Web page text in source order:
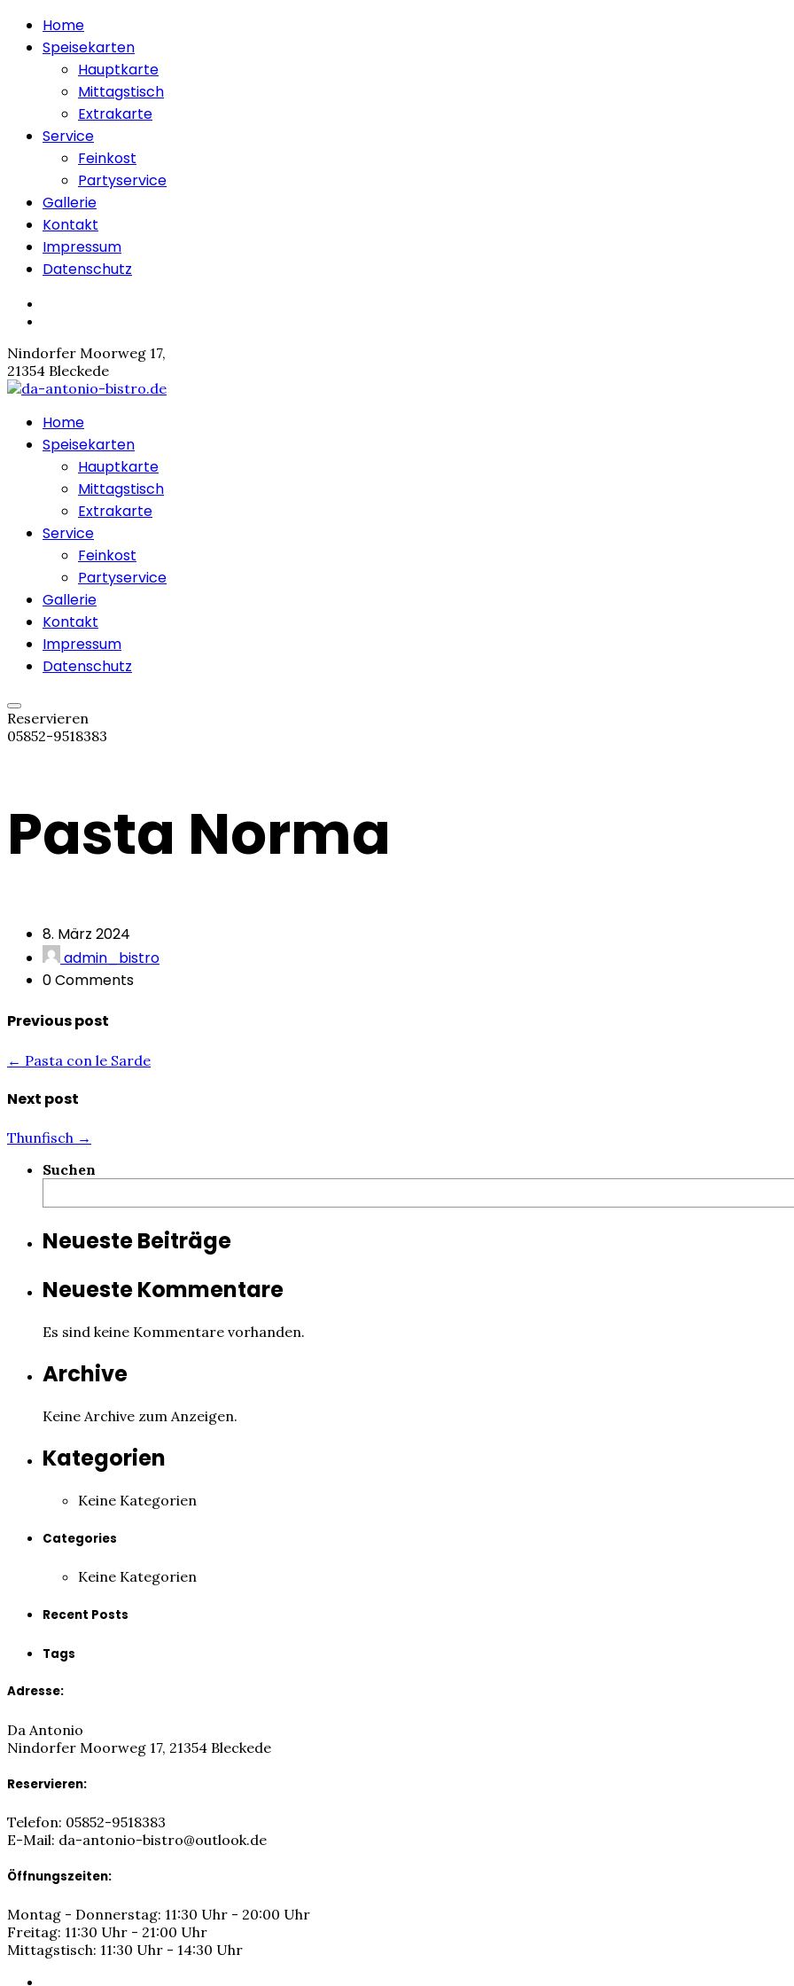
Home
Speisekarten
Hauptkarte
Mittagstisch
Extrakarte
Service
Feinkost
Partyservice
Gallerie
Kontakt
Impressum
Datenschutz
Nindorfer Moorweg 17,
21354 Bleckede
Home
Speisekarten
Hauptkarte
Mittagstisch
Extrakarte
Service
Feinkost
Partyservice
Gallerie
Kontakt
Impressum
Datenschutz
Reservieren
05852-9518383
Pasta Norma
8. März 2024
admin_bistro
0 Comments
Previous post
← Pasta con le Sarde
Next post
Thunfisch →
Suchen
Neueste Beiträge
Neueste Kommentare
Es sind keine Kommentare vorhanden.
Archive
Keine Archive zum Anzeigen.
Kategorien
Keine Kategorien
Categories
Keine Kategorien
Recent Posts
Tags
Adresse:
Da Antonio
Nindorfer Moorweg 17, 21354 Bleckede
Reservieren:
Telefon: 05852-9518383
E-Mail: da-antonio-bistro@outlook.de
Öffnungszeiten:
Montag - Donnerstag: 11:30 Uhr - 20:00 Uhr
Freitag: 11:30 Uhr - 21:00 Uhr
Mittagstisch: 11:30 Uhr - 14:30 Uhr